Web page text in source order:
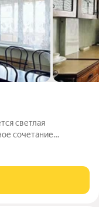
светлая
сделки.
или для
аренду.